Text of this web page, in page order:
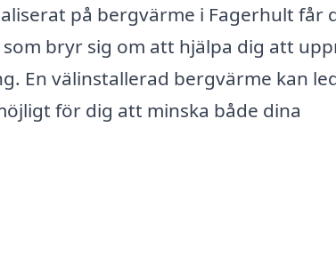
på bergvärme i Fagerhult får
bryr sig om att hjälpa dig att
En välinstallerad bergvärme kan
för dig att minska både dina